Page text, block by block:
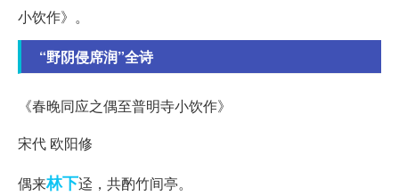
小饮作》。
“野阴侵席润”全诗
《春晚同应之偶至普明寺小饮作》
宋代 欧阳修
偶来林下迳，共酌竹间亭。